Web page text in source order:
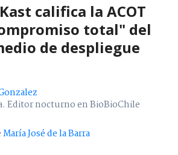
califica la ACOT
total" del
de despliegue
Editor nocturno en BioBioChile
María José de la Barra